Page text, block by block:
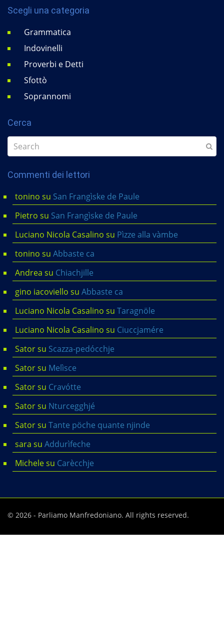
Scegli una categoria
Grammatica
Indovinelli
Proverbi e Detti
Sfottò
Soprannomi
Cerca
Commenti dei lettori
tonino su San Frangìske de Paule
Pietro su San Frangìske de Paule
Luciano Nicola Casalino su Pìzze alla vàmbe
tonino su Abbaste ca
Andrea su Chiachjille
gino iacoviello su Abbaste ca
Luciano Nicola Casalino su Taragnöle
Luciano Nicola Casalino su Ciuccjamére
Satorsu Scazza-pedócchje
Satorsu Melìsce
Satorsu Cravótte
Satorsu Nturcegghjé
Satorsu Tante pöche quante njinde
sara su Addurìfeche
Michelesu Carècchje
© 2026 - Parliamo Manfredoniano. All rights reserved.